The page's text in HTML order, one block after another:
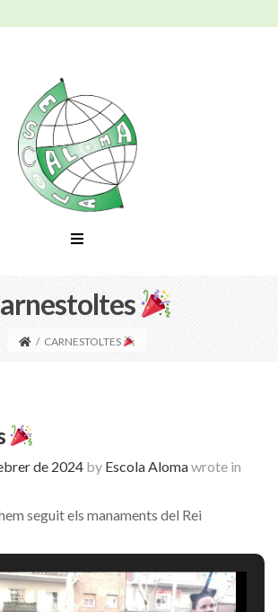
/ CARNESTOLTES
de 2024 by Escola Alomawrote in
seguit els manaments del Rei